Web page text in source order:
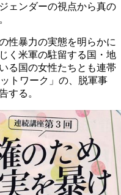
ェンダーの視点から真の
性暴力の実態を明らかに
く米軍の駐留する国・地
る国の女性たちとも連帯
トワーク」の、脱軍事
する。